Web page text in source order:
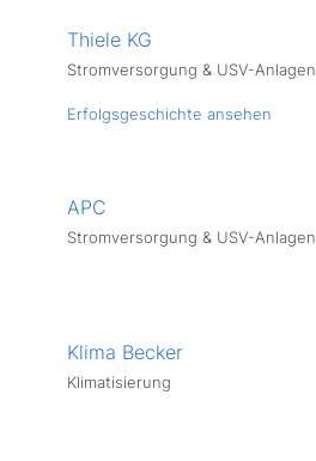
Thiele KG
Stromversorgung & USV-Anlagen
Erfolgsgeschichte ansehen
APC
Stromversorgung & USV-Anlagen
Klima Becker
Klimatisierung